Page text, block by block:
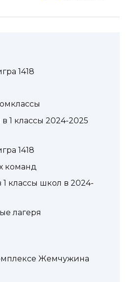
1418
1 классы 2024-2025
1418
команд
классы школ в 2024-
лагеря
Жемчужина